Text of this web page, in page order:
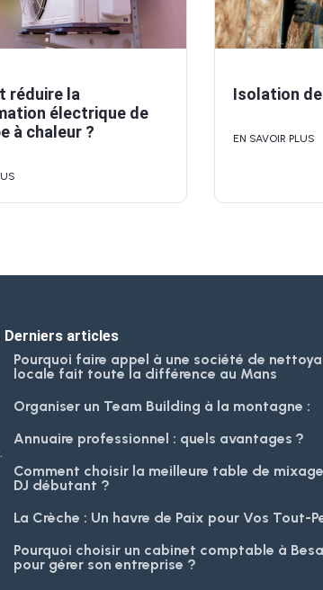
réduire la
électrique de
à chaleur ?
Isolation
EN SAVOIR PLUS
Derniers articles
Pourquoi faire appel à une société de
locale fait toute la différence au Mans
Organiser un Team Building à la montagne :
Annuaire professionnel : quels avantages ?
Comment choisir la meilleure table de
DJ débutant ?
La Crèche : Un havre de Paix pour Vos Tout-
Pourquoi choisir un cabinet comptable à
pour gérer son entreprise ?